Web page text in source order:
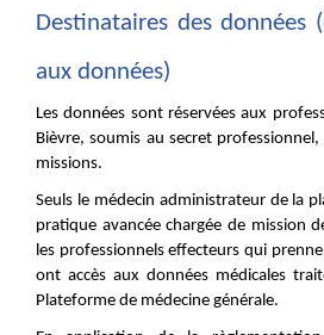
Destinataires des données
aux données)
Les données sont réservées aux
Bièvre, soumis au secret
missions.
Seuls le médecin administrateur de la
pratique avancée chargée de mission
les professionnels effecteurs qui
ont accès aux données médicales
Plateforme de médecine générale.